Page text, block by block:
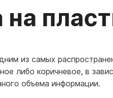
из самых
либо коричневое, в
объема информации.